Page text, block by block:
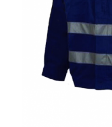
UNICA FOLOSINTA